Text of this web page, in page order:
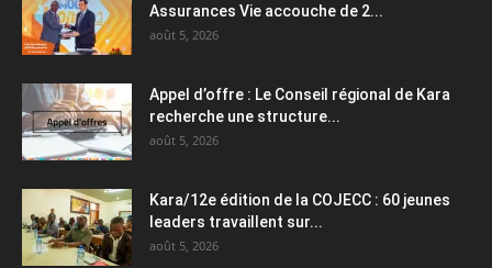
Assurances Vie accouche de 2...
août 5, 2026
Appel d’offre : Le Conseil régional de Kara
recherche une structure...
août 5, 2026
Kara/12e édition de la COJECC : 60 jeunes
leaders travaillent sur...
août 5, 2026